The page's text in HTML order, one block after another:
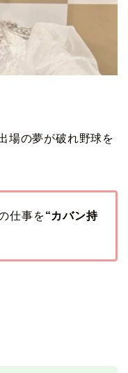
場の夢が破れ野球を
仕事を“カバン持